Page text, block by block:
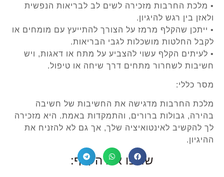
• מלכת החרבות מזכירה לשים לב לבריאות הנפשית
ולאזן בין רגש להיגיון.
• ייתכן שהקלף מרמז על הצורך להתייעץ עם מומחים או
לקבל החלטות מושכלות לגבי הבריאות.
• לעיתים הקלף עשוי להצביע על מתח או דאגות, ויש
חשיבות לשחרור מתחים דרך שיחה או טיפול.
מסר כללי:
מלכת החרבות מדגישה את החשיבות של חשיבה
בהירה, גבולות ברורים, והתמקדות באמת. היא מזכירה
לך להקשיב לאינטואיציה שלך, אך גם לא להזניח את
ההיגיון.
שתפו את הקלף: